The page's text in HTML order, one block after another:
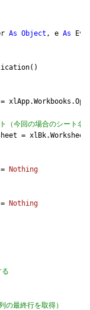
As Object , e As
（今回の場合のシート名
=
Nothing
Nothing
の最終行を取得）